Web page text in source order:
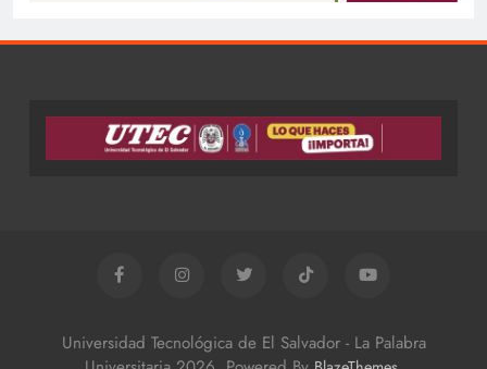
Universidad Tecnológica de El Salvador - La Palabra